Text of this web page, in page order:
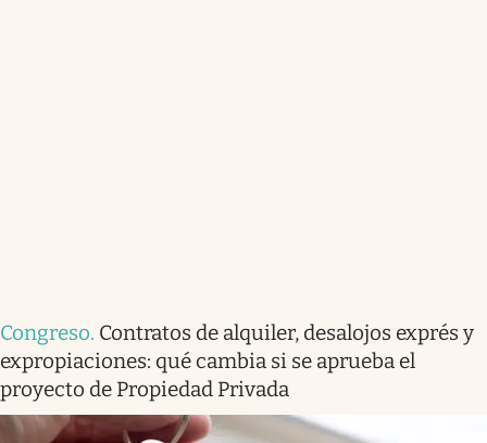
Congreso. Contratos de alquiler, desalojos exprés y
expropiaciones: qué cambia si se aprueba el
proyecto de Propiedad Privada